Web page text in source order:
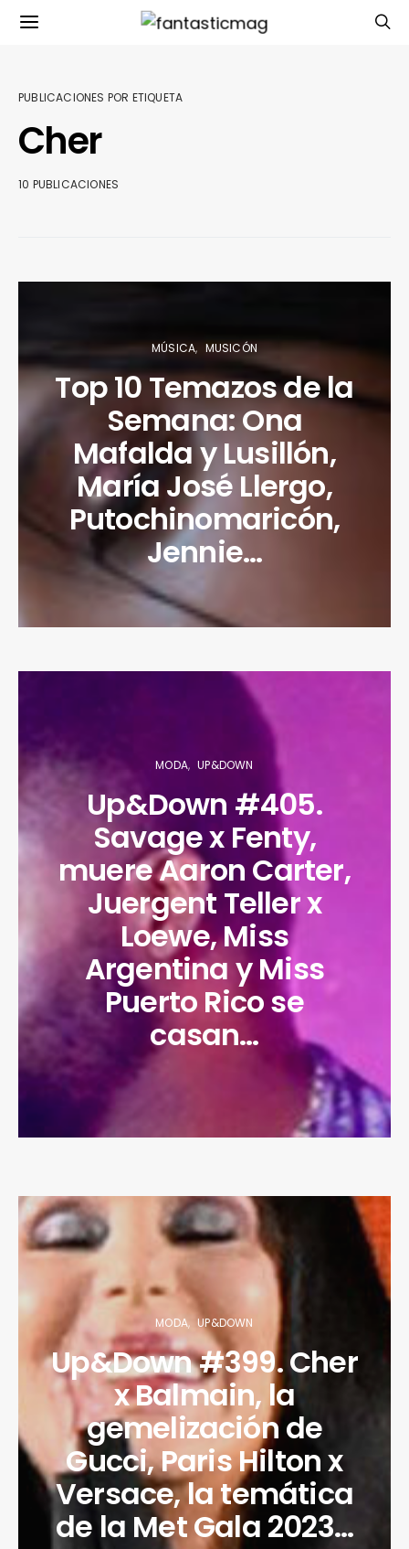
PUBLICACIONES POR ETIQUETA
Cher
10 PUBLICACIONES
MÚSICA MUSICÓN
Top 10 Temazos de la
Semana: Ona
Mafalda y Lusillón,
María José Llergo,
Putochinomaricón,
Jennie…
MODA UP&DOWN
Up&Down #405.
Savage x Fenty,
muere Aaron Carter,
Juergent Teller x
Loewe, Miss
Argentina y Miss
Puerto Rico se
casan…
MODA UP&DOWN
Up&Down #399. Cher
x Balmain, la
gemelización de
Gucci, Paris Hilton x
Versace, la temática
de la Met Gala 2023…